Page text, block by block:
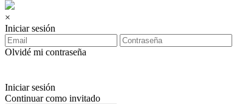
×
Iniciar sesión
Olvidé mi contraseña
Iniciar sesión
Continuar como invitado